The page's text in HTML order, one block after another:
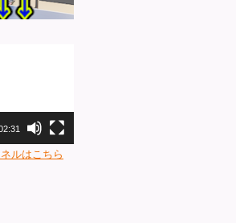
ルはこちら